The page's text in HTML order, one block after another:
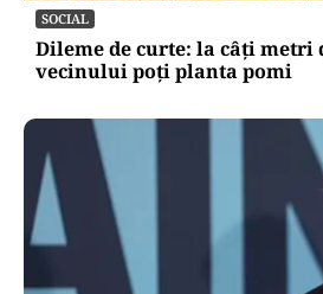
SOCIAL
Dileme de curte: la câți metri
vecinului poți planta pomi